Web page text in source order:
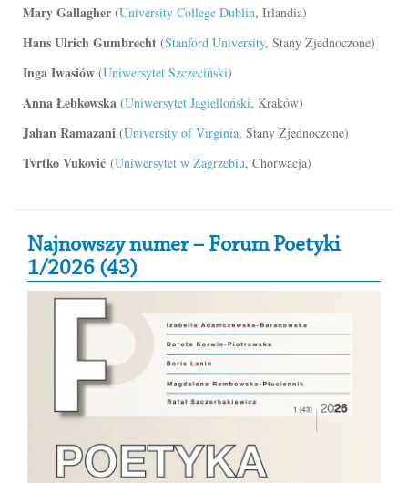
Mary Gallagher (University College Dublin, Irlandia)
Hans Ulrich Gumbrecht (Stanford University, Stany Zjednoczone)
Inga Iwasiów (Uniwersytet Szczeciński)
Anna Łebkowska (Uniwersytet Jagielloński, Kraków)
Jahan Ramazani (University of Virginia, Stany Zjednoczone)
Tvrtko Vuković (Uniwersytet w Zagrzebiu, Chorwacja)
Secondary Sidebar
Najnowszy numer – Forum Poetyki
1/2026 (43)